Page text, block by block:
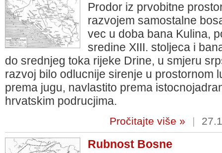
Prodor iz prvobitne
razvojem samostalne
vec u doba bana Kulina,
sredine XIII. stoljeca i
do srednjeg toka rijeke Drine, u smjeru
razvoj bilo odlucnije sirenje u prostornom
prema jugu, navlastito prema
hrvatskim podrucjima.
Pročitajte više » |
Rubnost Bosne